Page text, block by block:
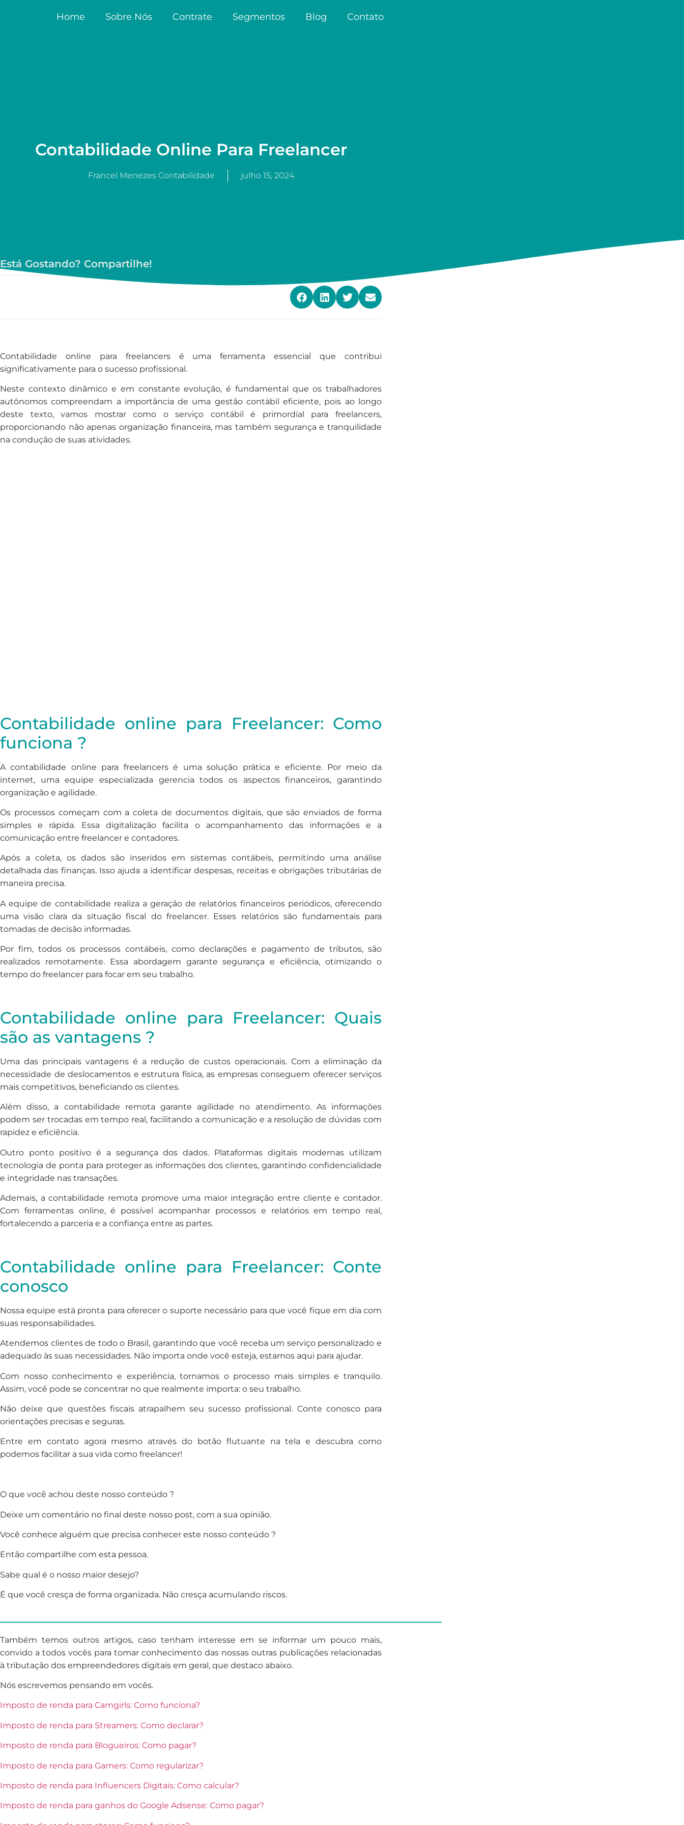
Home Sobre Nós Contrate Segmentos Blog Contato
Contabilidade Online Para Freelancer
Francel Menezes Contabilidade julho 15, 2024
Está Gostando? Compartilhe!
Contabilidade online para freelancers é uma ferramenta essencial que contribui
significativamente para o sucesso profissional.
Neste contexto dinâmico e em constante evolução, é fundamental que os trabalhadores
autônomos compreendam a importância de uma gestão contábil eficiente, pois ao longo
deste texto, vamos mostrar como o serviço contábil é primordial para freelancers,
proporcionando não apenas organização financeira, mas também segurança e tranquilidade
na condução de suas atividades.
Contabilidade online para Freelancer: Como
funciona ?
A contabilidade online para freelancers é uma solução prática e eficiente. Por meio da
internet, uma equipe especializada gerencia todos os aspectos financeiros, garantindo
organização e agilidade.
Os processos começam com a coleta de documentos digitais, que são enviados de forma
simples e rápida. Essa digitalização facilita o acompanhamento das informações e a
comunicação entre freelancer e contadores.
Após a coleta, os dados são inseridos em sistemas contábeis, permitindo uma análise
detalhada das finanças. Isso ajuda a identificar despesas, receitas e obrigações tributárias de
maneira precisa.
A equipe de contabilidade realiza a geração de relatórios financeiros periódicos, oferecendo
uma visão clara da situação fiscal do freelancer. Esses relatórios são fundamentais para
tomadas de decisão informadas.
Por fim, todos os processos contábeis, como declarações e pagamento de tributos, são
realizados remotamente. Essa abordagem garante segurança e eficiência, otimizando o
tempo do freelancer para focar em seu trabalho.
Contabilidade online para Freelancer: Quais
são as vantagens ?
Uma das principais vantagens é a redução de custos operacionais. Com a eliminação da
necessidade de deslocamentos e estrutura física, as empresas conseguem oferecer serviços
mais competitivos, beneficiando os clientes.
Além disso, a contabilidade remota garante agilidade no atendimento. As informações
podem ser trocadas em tempo real, facilitando a comunicação e a resolução de dúvidas com
rapidez e eficiência.
Outro ponto positivo é a segurança dos dados. Plataformas digitais modernas utilizam
tecnologia de ponta para proteger as informações dos clientes, garantindo confidencialidade
e integridade nas transações.
Ademais, a contabilidade remota promove uma maior integração entre cliente e contador.
Com ferramentas online, é possível acompanhar processos e relatórios em tempo real,
fortalecendo a parceria e a confiança entre as partes.
Contabilidade online para Freelancer: Conte
conosco
Nossa equipe está pronta para oferecer o suporte necessário para que você fique em dia com
suas responsabilidades.
Atendemos clientes de todo o Brasil, garantindo que você receba um serviço personalizado e
adequado às suas necessidades. Não importa onde você esteja, estamos aqui para ajudar.
Com nosso conhecimento e experiência, tornamos o processo mais simples e tranquilo.
Assim, você pode se concentrar no que realmente importa: o seu trabalho.
Não deixe que questões fiscais atrapalhem seu sucesso profissional. Conte conosco para
orientações precisas e seguras.
Entre em contato agora mesmo através do botão flutuante na tela e descubra como
podemos facilitar a sua vida como freelancer!
O que você achou deste nosso conteúdo ?
Deixe um comentário no final deste nosso post, com a sua opinião.
Você conhece alguém que precisa conhecer este nosso conteúdo ?
Então compartilhe com esta pessoa.
Sabe qual é o nosso maior desejo?
É que você cresça de forma organizada. Não cresça acumulando riscos.
Também temos outros artigos, caso tenham interesse em se informar um pouco mais,
convido a todos vocês para tomar conhecimento das nossas outras publicações relacionadas
à tributação dos empreendedores digitais em geral, que destaco abaixo.
Nós escrevemos pensando em vocês.
Imposto de renda para Camgirls: Como funciona?
Imposto de renda para Streamers: Como declarar?
Imposto de renda para Blogueiros: Como pagar?
Imposto de renda para Gamers: Como regularizar?
Imposto de renda para Influencers Digitais: Como calcular?
Imposto de renda para ganhos do Google Adsense: Como pagar?